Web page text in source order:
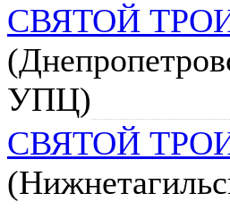
СВЯТОЙ
УПЦ)
СВЯТОЙ